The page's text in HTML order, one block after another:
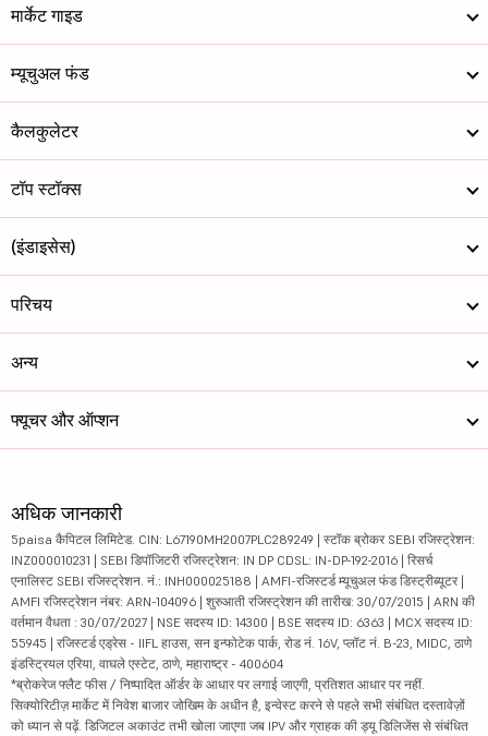
मार्केट गाइड
म्यूचुअल फंड
कैलकुलेटर
टॉप स्टॉक्स
(इंडाइसेस)
परिचय
अन्य
फ्यूचर और ऑप्शन
अधिक जानकारी
5paisa कैपिटल लिमिटेड. CIN: L67190MH2007PLC289249 | स्टॉक ब्रोकर SEBI रजिस्ट्रेशन:
INZ000010231 | SEBI डिपॉजिटरी रजिस्ट्रेशन: IN DP CDSL: IN-DP-192-2016 | रिसर्च
एनालिस्ट SEBI रजिस्ट्रेशन. नं.: INH000025188 | AMFI-रजिस्टर्ड म्यूचुअल फंड डिस्ट्रीब्यूटर |
AMFI रजिस्ट्रेशन नंबर: ARN-104096 | शुरुआती रजिस्ट्रेशन की तारीख: 30/07/2015 | ARN की
वर्तमान वैधता : 30/07/2027 | NSE सदस्य ID: 14300 | BSE सदस्य ID: 6363 | MCX सदस्य ID:
55945 | रजिस्टर्ड एड्रेस - IIFL हाउस, सन इन्फोटेक पार्क, रोड नं. 16V, प्लॉट नं. B-23, MIDC, ठाणे
इंडस्ट्रियल एरिया, वाघले एस्टेट, ठाणे, महाराष्ट्र - 400604
*ब्रोकरेज फ्लैट फीस / निष्पादित ऑर्डर के आधार पर लगाई जाएगी, प्रतिशत आधार पर नहीं.
सिक्योरिटीज़ मार्केट में निवेश बाजार जोखिम के अधीन है, इन्वेस्ट करने से पहले सभी संबंधित दस्तावेज़ों
को ध्यान से पढ़ें. डिजिटल अकाउंट तभी खोला जाएगा जब IPV और ग्राहक की ड्यू डिलिजेंस से संबंधित